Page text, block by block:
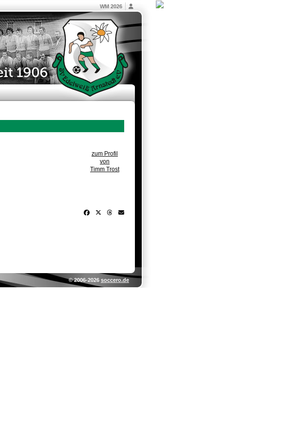
WM 2026
zum Profil
von
Timm Trost
© 2006-2026 soccero.de